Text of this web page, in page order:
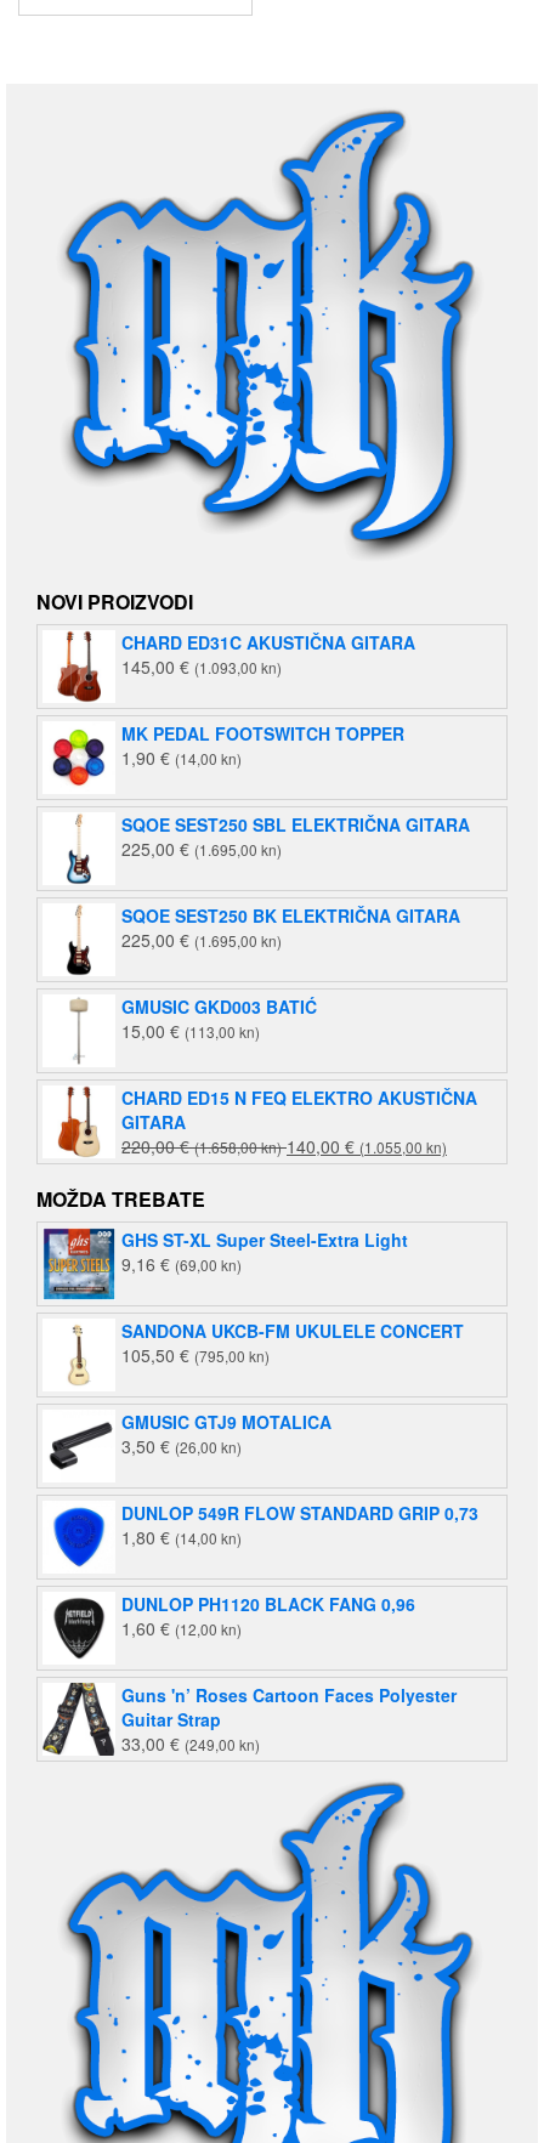
NOVI PROIZVODI
CHARD ED31C AKUSTIČNA GITARA
145,00 € (1.093,00 kn)
MK PEDAL FOOTSWITCH TOPPER
1,90 € (14,00 kn)
SQOE SEST250 SBL ELEKTRIČNA GITARA
225,00 € (1.695,00 kn)
SQOE SEST250 BK ELEKTRIČNA GITARA
225,00 € (1.695,00 kn)
GMUSIC GKD003 BATIĆ
15,00 € (113,00 kn)
CHARD ED15 N FEQ ELEKTRO AKUSTIČNA
GITARA
220,00€ (1.658,00 kn)Izvorna
cijena
je:
220,00 €
140,00 € (1.055,00 kn)
cijena
140,00 €
MOŽDA TREBATE
GHS ST-XL Super Steel-Extra Light
9,16 € (69,00 kn)
SANDONA UKCB-FM UKULELE CONCERT
105,50 € (795,00 kn)
GMUSIC GTJ9 MOTALICA
3,50 € (26,00 kn)
DUNLOP 549R FLOW STANDARD GRIP 0,73
1,80 € (14,00 kn)
DUNLOP PH1120 BLACK FANG 0,96
1,60 € (12,00 kn)
Guns 'n’ Roses Cartoon Faces Polyester
Guitar Strap
33,00 € (249,00 kn)